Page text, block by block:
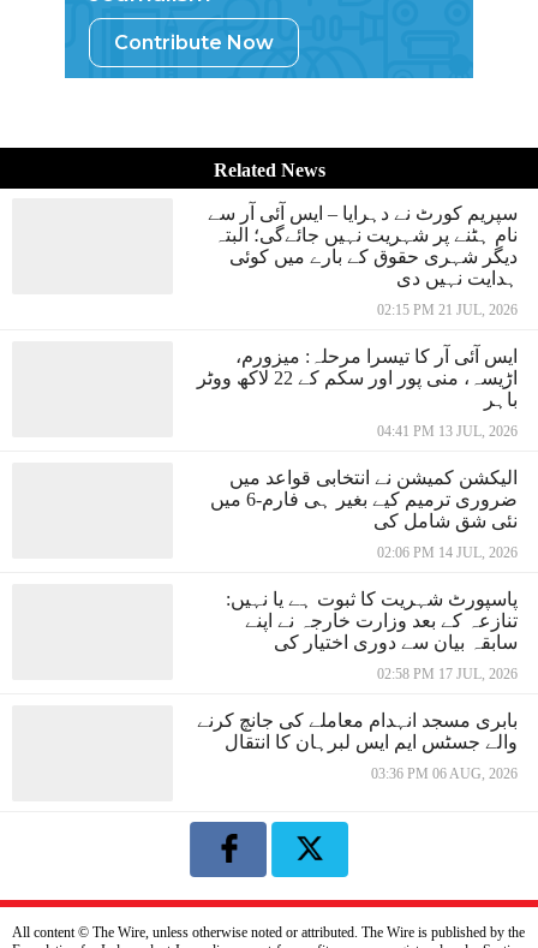
Contribute Now
Related News
سپریم کورٹ نے دہرایا – ایس آئی آر سے
نام ہٹنے پر شہریت نہیں جائےگی؛ البتہ
دیگر شہری حقوق کے بارے میں کوئی
ہدایت نہیں دی
02:15 PM 21 JUL, 2026
ایس آئی آر کا تیسرا مرحلہ: میزورم،
اڑیسہ، منی پور اور سکم کے 22 لاکھ ووٹر
باہر
04:41 PM 13 JUL, 2026
الیکشن کمیشن نے انتخابی قواعد میں
ضروری ترمیم کیے بغیر ہی فارم-6 میں
نئی شق شامل کی
02:06 PM 14 JUL, 2026
پاسپورٹ شہریت کا ثبوت ہے یا نہیں:
تنازعہ کے بعد وزارت خارجہ نے اپنے
سابقہ بیان سے دوری اختیار کی
02:58 PM 17 JUL, 2026
بابری مسجد انہدام معاملے کی جانچ کرنے
والے جسٹس ایم ایس لبرہان کا انتقال
03:36 PM 06 AUG, 2026
All content © The Wire, unless otherwise noted or attributed. The Wire is published by the